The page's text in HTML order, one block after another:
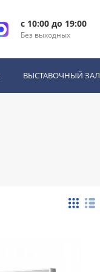
c 10:00 до 19:00
Без выходных
ВЫСТАВОЧНЫЙ ЗАЛ